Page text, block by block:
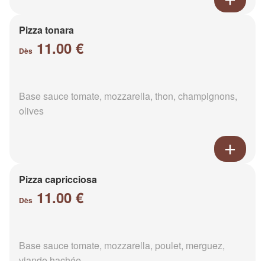
Pizza tonara
Dès 11.00 €
Base sauce tomate, mozzarella, thon, champignons,
olives
Pizza capricciosa
Dès 11.00 €
Base sauce tomate, mozzarella, poulet, merguez,